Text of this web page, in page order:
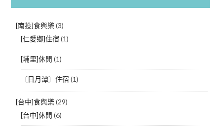
[南投]食與樂(3)
[仁愛鄉]住宿 (1)
[埔里]休閒 (1)
〔日月潭〕住宿 (1)
[台中]食與樂(29)
[台中]休閒 (6)